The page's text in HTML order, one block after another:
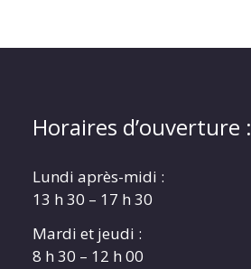
Horaires d’ouverture :
Lundi après-midi :
13 h 30 – 17 h 30
Mardi et jeudi :
8 h 30 – 12 h 00